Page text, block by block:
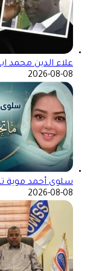
علاء الدين محمد
2026-08-08
سلوى أحمد موية
2026-08-08